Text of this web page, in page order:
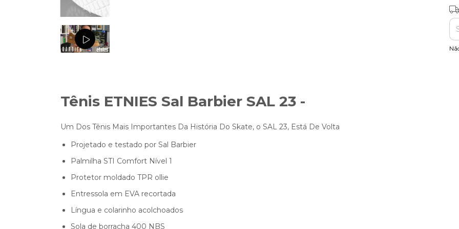
Tênis ETNIES Sal Barbier SAL 23 -
Um Dos Tênis Mais Importantes Da História Do Skate, o SAL 23, Está De Volta
Projetado e testado por Sal Barbier
Palmilha STI Comfort Nível 1
Protetor moldado TPR ollie
Entressola em EVA recortada
Língua e colarinho acolchoados
Sola de borracha 400 NBS